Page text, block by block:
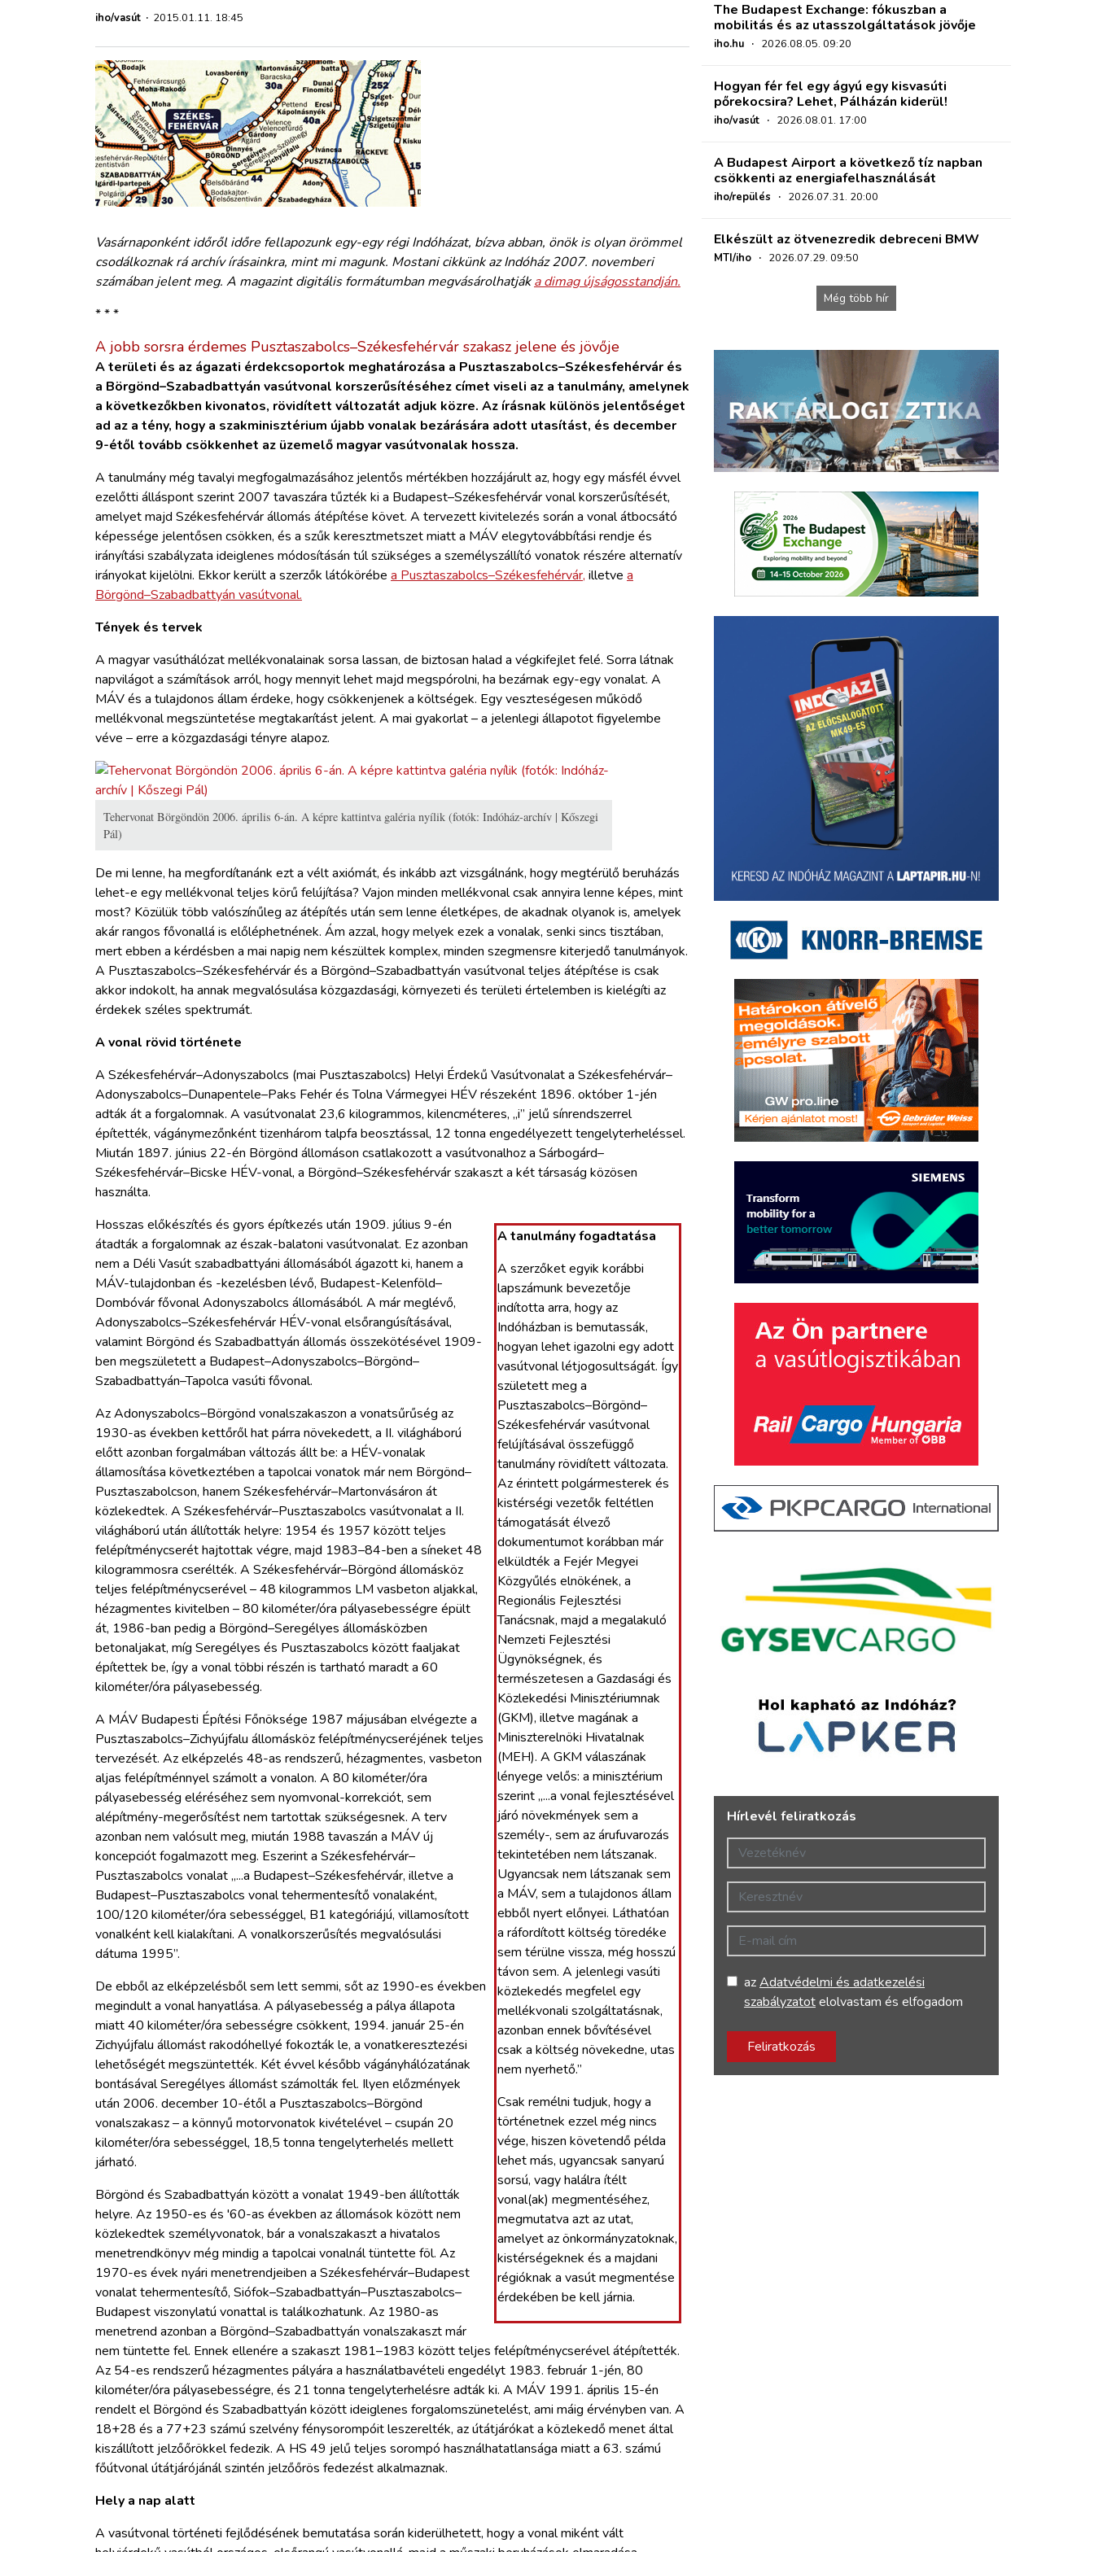
HAJÓZÁS
ARCHÍVUM
WEBSHOP
BELÉPÉS
iho/vasút · 2015.01.11. 18:45
Vasárnaponként időről időre fellapozunk egy-egy régi Indóházat, bízva abban, önök is olyan örömmel
csodálkoznak rá archív írásainkra, mint mi magunk. Mostani cikkünk az Indóház 2007. novemberi
számában jelent meg. A magazint digitális formátumban megvásárolhatjáka dimag újságosstandján.
* * *
A jobb sorsra érdemes Pusztaszabolcs–Székesfehérvár szakasz jelene és jövője
A területi és az ágazati érdekcsoportok meghatározása a Pusztaszabolcs–Székesfehérvár és
a Börgönd–Szabadbattyán vasútvonal korszerűsítéséhez címet viseli az a tanulmány, amelynek
a következőkben kivonatos, rövidített változatát adjuk közre. Az írásnak különös jelentőséget
ad az a tény, hogy a szakminisztérium újabb vonalak bezárására adott utasítást, és december
9-étől tovább csökkenhet az üzemelő magyar vasútvonalak hossza.
A tanulmány még tavalyi megfogalmazásához jelentős mértékben hozzájárult az, hogy egy másfél évvel
ezelőtti álláspont szerint 2007 tavaszára tűzték ki a Budapest–Székesfehérvár vonal korszerűsítését,
amelyet majd Székesfehérvár állomás átépítése követ. A tervezett kivitelezés során a vonal átbocsátó
képessége jelentősen csökken, és a szűk keresztmetszet miatt a MÁV elegytovábbítási rendje és
irányítási szabályzata ideiglenes módosításán túl szükséges a személyszállító vonatok részére alternatív
irányokat kijelölni. Ekkor került a szerzők látókörébe a Pusztaszabolcs–Székesfehérvár, illetve a
Börgönd–Szabadbattyán vasútvonal.
Tények és tervek
A magyar vasúthálózat mellékvonalainak sorsa lassan, de biztosan halad a végkifejlet felé. Sorra látnak
napvilágot a számítások arról, hogy mennyit lehet majd megspórolni, ha bezárnak egy-egy vonalat. A
MÁV és a tulajdonos állam érdeke, hogy csökkenjenek a költségek. Egy veszteségesen működő
mellékvonal megszüntetése megtakarítást jelent. A mai gyakorlat – a jelenlegi állapotot figyelembe
véve – erre a közgazdasági tényre alapoz.
Tehervonat Börgöndön 2006. április 6-án. A képre kattintva galéria nyílik (fotók: Indóház-archív | Kőszegi
Pál)
De mi lenne, ha megfordítanánk ezt a vélt axiómát, és inkább azt vizsgálnánk, hogy megtérülő beruházás
lehet-e egy mellékvonal teljes körű felújítása? Vajon minden mellékvonal csak annyira lenne képes, mint
most? Közülük több valószínűleg az átépítés után sem lenne életképes, de akadnak olyanok is, amelyek
akár rangos fővonallá is előléphetnének. Ám azzal, hogy melyek ezek a vonalak, senki sincs tisztában,
mert ebben a kérdésben a mai napig nem készültek komplex, minden szegmensre kiterjedő tanulmányok.
A Pusztaszabolcs–Székesfehérvár és a Börgönd–Szabadbattyán vasútvonal teljes átépítése is csak
akkor indokolt, ha annak megvalósulása közgazdasági, környezeti és területi értelemben is kielégíti az
érdekek széles spektrumát.
A vonal rövid története
A Székesfehérvár–Adonyszabolcs (mai Pusztaszabolcs) Helyi Érdekű Vasútvonalat a Székesfehérvár–
Adonyszabolcs–Dunapentele–Paks Fehér és Tolna Vármegyei HÉV részeként 1896. október 1-jén
adták át a forgalomnak. A vasútvonalat 23,6 kilogrammos, kilencméteres, „i” jelű sínrendszerrel
építették, vágánymezőnként tizenhárom talpfa beosztással, 12 tonna engedélyezett tengelyterheléssel.
Miután 1897. június 22-én Börgönd állomáson csatlakozott a vasútvonalhoz a Sárbogárd–
Székesfehérvár–Bicske HÉV-vonal, a Börgönd–Székesfehérvár szakaszt a két társaság közösen
használta.
A tanulmány fogadtatása
A szerzőket egyik korábbi
lapszámunk bevezetője
indította arra, hogy az
Indóházban is bemutassák,
hogyan lehet igazolni egy adott
vasútvonal létjogosultságát. Így
született meg a
Pusztaszabolcs–Börgönd–
Székesfehérvár vasútvonal
felújításával összefüggő
tanulmány rövidített változata.
Az érintett polgármesterek és
kistérségi vezetők feltétlen
támogatását élvező
dokumentumot korábban már
elküldték a Fejér Megyei
Közgyűlés elnökének, a
Regionális Fejlesztési
Tanácsnak, majd a megalakuló
Nemzeti Fejlesztési
Ügynökségnek, és
természetesen a Gazdasági és
Közlekedési Minisztériumnak
(GKM), illetve magának a
Miniszterelnöki Hivatalnak
(MEH). A GKM válaszának
lényege velős: a minisztérium
szerint „...a vonal fejlesztésével
járó növekmények sem a
személy-, sem az árufuvarozás
tekintetében nem látszanak.
Ugyancsak nem látszanak sem
a MÁV, sem a tulajdonos állam
ebből nyert előnyei. Láthatóan
a ráfordított költség töredéke
sem térülne vissza, még hosszú
távon sem. A jelenlegi vasúti
közlekedés megfelel egy
mellékvonali szolgáltatásnak,
azonban ennek bővítésével
csak a költség növekedne, utas
nem nyerhető.”
Csak remélni tudjuk, hogy a
történetnek ezzel még nincs
vége, hiszen követendő példa
lehet más, ugyancsak sanyarú
sorsú, vagy halálra ítélt
vonal(ak) megmentéséhez,
megmutatva azt az utat,
amelyet az önkormányzatoknak,
kistérségeknek és a majdani
régióknak a vasút megmentése
érdekében be kell járnia.
Hosszas előkészítés és gyors építkezés után 1909. július 9-én
átadták a forgalomnak az észak-balatoni vasútvonalat. Ez azonban
nem a Déli Vasút szabadbattyáni állomásából ágazott ki, hanem a
MÁV-tulajdonban és -kezelésben lévő, Budapest-Kelenföld–
Dombóvár fővonal Adonyszabolcs állomásából. A már meglévő,
Adonyszabolcs–Székesfehérvár HÉV-vonal elsőrangúsításával,
valamint Börgönd és Szabadbattyán állomás összekötésével 1909-
ben megszületett a Budapest–Adonyszabolcs–Börgönd–
Szabadbattyán–Tapolca vasúti fővonal.
Az Adonyszabolcs–Börgönd vonalszakaszon a vonatsűrűség az
1930-as években kettőről hat párra növekedett, a II. világháború
előtt azonban forgalmában változás állt be: a HÉV-vonalak
államosítása következtében a tapolcai vonatok már nem Börgönd–
Pusztaszabolcson, hanem Székesfehérvár–Martonvásáron át
közlekedtek. A Székesfehérvár–Pusztaszabolcs vasútvonalat a II.
világháború után állították helyre: 1954 és 1957 között teljes
felépítménycserét hajtottak végre, majd 1983–84-ben a síneket 48
kilogrammosra cserélték. A Székesfehérvár–Börgönd állomásköz
teljes felépítménycserével – 48 kilogrammos LM vasbeton aljakkal,
hézagmentes kivitelben – 80 kilométer/óra pályasebességre épült
át, 1986-ban pedig a Börgönd–Seregélyes állomásközben
betonaljakat, míg Seregélyes és Pusztaszabolcs között faaljakat
építettek be, így a vonal többi részén is tartható maradt a 60
kilométer/óra pályasebesség.
A MÁV Budapesti Építési Főnöksége 1987 májusában elvégezte a
Pusztaszabolcs–Zichyújfalu állomásköz felépítménycseréjének teljes
tervezését. Az elképzelés 48-as rendszerű, hézagmentes, vasbeton
aljas felépítménnyel számolt a vonalon. A 80 kilométer/óra
pályasebesség eléréséhez sem nyomvonal-korrekciót, sem
alépítmény-megerősítést nem tartottak szükségesnek. A terv
azonban nem valósult meg, miután 1988 tavaszán a MÁV új
koncepciót fogalmazott meg. Eszerint a Székesfehérvár–
Pusztaszabolcs vonalat „...a Budapest–Székesfehérvár, illetve a
Budapest–Pusztaszabolcs vonal tehermentesítő vonalaként,
100/120 kilométer/óra sebességgel, B1 kategóriájú, villamosított
vonalként kell kialakítani. A vonalkorszerűsítés megvalósulási
dátuma 1995”.
De ebből az elképzelésből sem lett semmi, sőt az 1990-es években
megindult a vonal hanyatlása. A pályasebesség a pálya állapota
miatt 40 kilométer/óra sebességre csökkent, 1994. január 25-én
Zichyújfalu állomást rakodóhellyé fokozták le, a vonatkeresztezési
lehetőségét megszüntették. Két évvel később vágányhálózatának
bontásával Seregélyes állomást számolták fel. Ilyen előzmények
után 2006. december 10-étől a Pusztaszabolcs–Börgönd
vonalszakasz – a könnyű motorvonatok kivételével – csupán 20
kilométer/óra sebességgel, 18,5 tonna tengelyterhelés mellett
járható.
Börgönd és Szabadbattyán között a vonalat 1949-ben állították
helyre. Az 1950-es és '60-as években az állomások között nem
közlekedtek személyvonatok, bár a vonalszakaszt a hivatalos
menetrendkönyv még mindig a tapolcai vonalnál tüntette föl. Az
1970-es évek nyári menetrendjeiben a Székesfehérvár–Budapest
vonalat tehermentesítő, Siófok–Szabadbattyán–Pusztaszabolcs–
Budapest viszonylatú vonattal is találkozhatunk. Az 1980-as
menetrend azonban a Börgönd–Szabadbattyán vonalszakaszt már
nem tüntette fel. Ennek ellenére a szakaszt 1981–1983 között teljes felépítménycserével átépítették.
Az 54-es rendszerű hézagmentes pályára a használatbavételi engedélyt 1983. február 1-jén, 80
kilométer/óra pályasebességre, és 21 tonna tengelyterhelésre adták ki. A MÁV 1991. április 15-én
rendelt el Börgönd és Szabadbattyán között ideiglenes forgalomszünetelést, ami máig érvényben van. A
18+28 és a 77+23 számú szelvény fénysorompóit leszerelték, az útátjárókat a közlekedő menet által
kiszállított jelzőőrökkel fedezik. A HS 49 jelű teljes sorompó használhatatlansága miatt a 63. számú
főútvonal útátjárójánál szintén jelzőőrös fedezést alkalmaznak.
Hely a nap alatt
A vasútvonal történeti fejlődésének bemutatása során kiderülhetett, hogy a vonal miként vált
The Budapest Exchange: fókuszban a
mobilitás és az utasszolgáltatások jövője
iho.hu · 2026.08.05. 09:20
Hogyan fér fel egy ágyú egy kisvasúti
pőrekocsira? Lehet, Pálházán kiderül!
iho/vasút · 2026.08.01. 17:00
A Budapest Airport a következő tíz napban
csökkenti az energiafelhasználását
iho/repülés · 2026.07.31. 20:00
Elkészült az ötvenezredik debreceni BMW
MTI/iho · 2026.07.29. 09:50
Még több hír
Hírlevél feliratkozás
Vezetéknév
Keresztnév
E-mail cím
azAdatvédelmi és adatkezelési
szabályzatotelolvastam és elfogadom
Feliratkozás